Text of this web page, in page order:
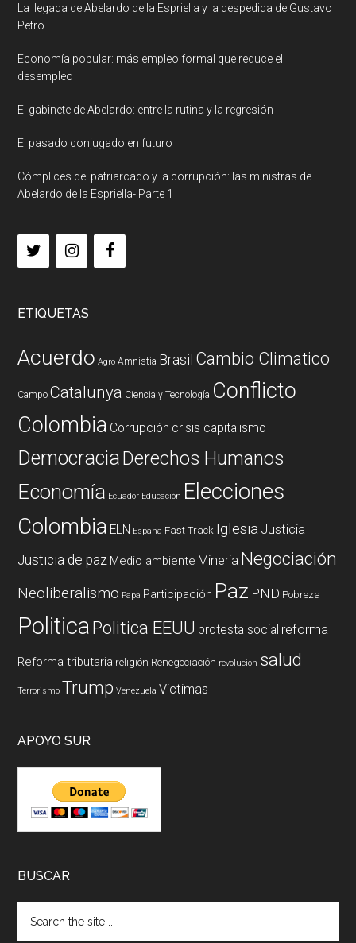
La llegada de Abelardo de la Espriella y la despedida de Gustavo
Petro
Economía popular: más empleo formal que reduce el
desempleo
El gabinete de Abelardo: entre la rutina y la regresión
El pasado conjugado en futuro
Cómplices del patriarcado y la corrupción: las ministras de
Abelardo de la Espriella- Parte 1
ETIQUETAS
Acuerdo Agro Amnistia Brasil Cambio Climatico
Campo Catalunya Ciencia y Tecnología Conflicto
Colombia Corrupción crisis capitalismo
DemocraciaDerechos Humanos
Economía Ecuador Educación Elecciones
Colombia ELN España Fast Track Iglesia Justicia
Justicia de paz Medio ambiente Mineria Negociación
Neoliberalismo Papa Participación Paz PND Pobreza
PoliticaPolitica EEUU protesta social reforma
Reforma tributaria religión Renegociación revolucion salud
Terrorismo Trump Venezuela Victimas
APOYO SUR
BUSCAR